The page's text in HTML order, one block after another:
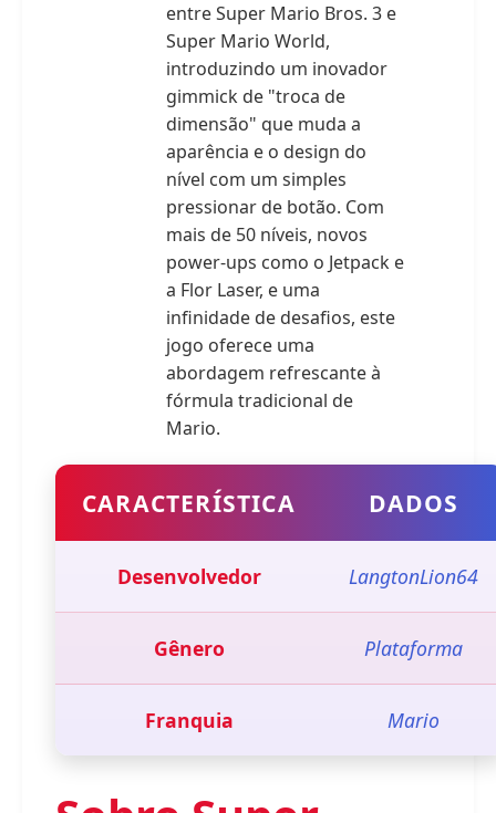
entre Super Mario Bros. 3 e
Super Mario World,
introduzindo um inovador
gimmick de "troca de
dimensão" que muda a
aparência e o design do
nível com um simples
pressionar de botão. Com
mais de 50 níveis, novos
power-ups como o Jetpack e
a Flor Laser, e uma
infinidade de desafios, este
jogo oferece uma
abordagem refrescante à
fórmula tradicional de
Mario.
CARACTERÍSTICA DADOS
Desenvolvedor LangtonLion64
Gênero Plataforma
Franquia Mario